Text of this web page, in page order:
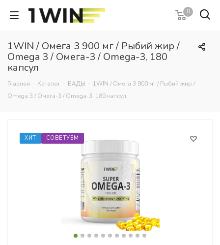
0
1WIN / Омега 3 900 мг / Рыбий жир /
Omega 3 / Омега-3 / Omega-3, 180
капсул
Главная - Каталог - БАДЫ - 1WIN / Омега 3 900 мг / Рыбий жир /
Omega 3 / Омега-3 / Omega-3, 180 капсул
ХИТ СОВЕТУЕМ